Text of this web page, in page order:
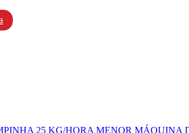
25 KG/HORA MENOR MÁQUINA